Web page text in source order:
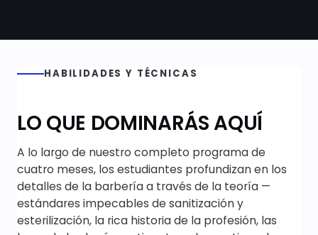
HABILIDADES Y TÉCNICAS
LO QUE DOMINARÁS AQUÍ
A lo largo de nuestro completo programa de
cuatro meses, los estudiantes profundizan en los
detalles de la barbería a través de la teoría —
estándares impecables de sanitización y
esterilización, la rica historia de la profesión, las